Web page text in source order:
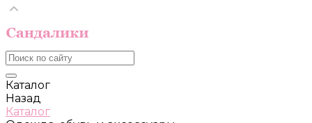
Каталог
Назад
Каталог